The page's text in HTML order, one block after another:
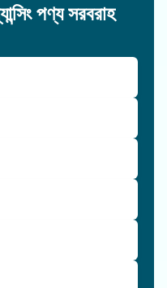
পণ্য সরবরাহ